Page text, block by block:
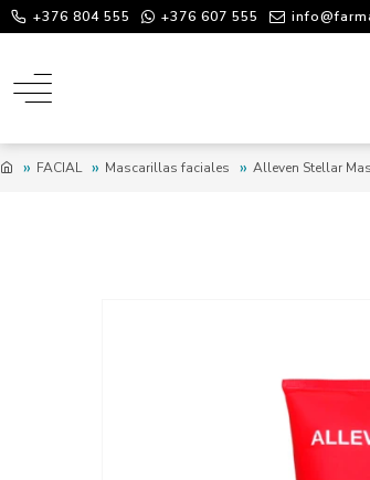
+376 804 555 +376 607 555
FACIAL Mascarillas faciales Alleven Stellar